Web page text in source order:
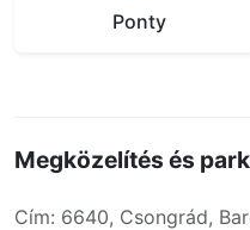
Ponty
Megközelítés és
Cím: 6640, Csongrád,